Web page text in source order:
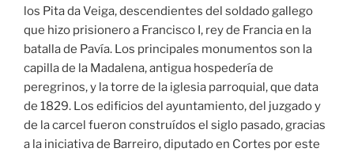
los Pita da Veiga, descendientes del soldado gallego
que hizo prisionero a Francisco I, rey de Francia en la
batalla de Pavía. Los principales monumentos son la
capilla de la Madalena, antigua hospedería de
peregrinos, y la torre de la iglesia parroquial, que data
de 1829. Los edificios del ayuntamiento, del juzgado y
de la carcel fueron construídos el siglo pasado, gracias
a la iniciativa de Barreiro, diputado en Cortes por este